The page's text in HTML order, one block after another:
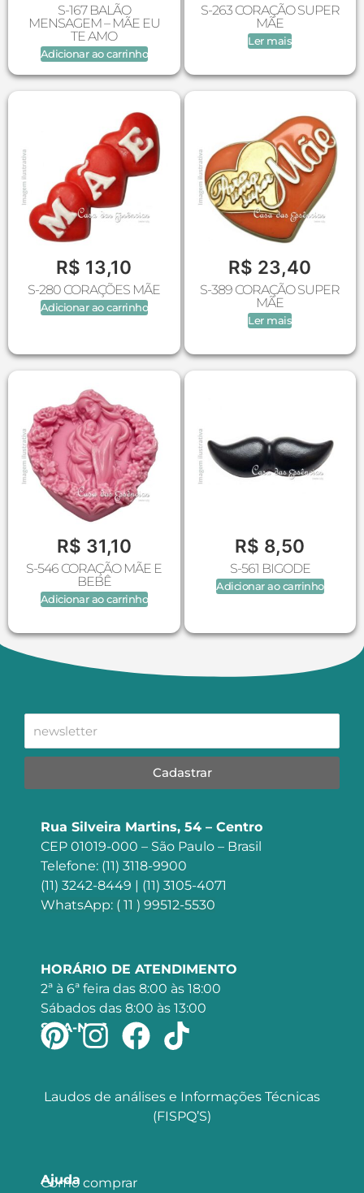
S-167 BALÃO
MENSAGEM – MÃE EU
TE AMO
Adicionar ao carrinho
S-263 CORAÇÃO SUPER
MÃE
Ler mais
R$ 13,10
S-280 CORAÇÕES MÃE
Adicionar ao carrinho
R$ 23,40
S-389 CORAÇÃO SUPER
MÃE
Ler mais
R$ 31,10
S-546 CORAÇÃO MÃE E
BEBÊ
Adicionar ao carrinho
R$ 8,50
S-561 BIGODE
Adicionar ao carrinho
Cadastrar
Rua Silveira Martins, 54 – Centro
CEP 01019-000 – São Paulo – Brasil
Telefone: (11) 3118-9900
(11) 3242-8449 | (11) 3105-4071
WhatsApp: ( 11 ) 99512-5530
HORÁRIO DE ATENDIMENTO
2ª à 6ª feira das 8:00 às 18:00
Sábados das 8:00 às 13:00
SIGA-NOS
Laudos de análises e Informações Técnicas
(FISPQ’S)
Ajuda
Como comprar